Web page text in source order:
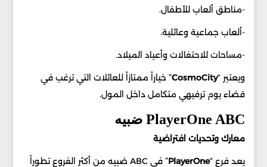
-مناطق ألعاب للأطفال.
-ألعاب جماعية وعائلية.
-مساحات للاحتفالات وأعياد الميلاد.
ويعتبر “CosmoCity” خياراً ممتازاً للعائلات التي ترغب في
قضاء يوم ترفيهي متكامل داخل المول.
PlayerOne ABC ضبيه
معارك وتحديات افتراضية
يعد فرع “PlayerOne
” في ABC ضبيه من أكثر الفروع تطوراً